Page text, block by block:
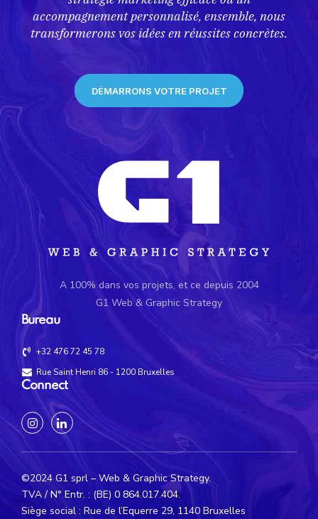
accompagnement personnalisé, ensemble, nous
transformerons vos idées en réussites concrètes.
DÉMARRONS VOTRE PROJET
A 100% dans vos projets, et ce depuis 2004
G1 Web & Graphic Strategy
Bureau
+32 476 72 45 78
Rue Saint Henri 86 - 1200 Bruxelles
Connect
©2024 G1 sprl – Web & Graphic Strategy.
TVA / N° Entr. : (BE) 0 864.017.404.
Siège social : Rue de l’Equerre 29, 1140 Bruxelles